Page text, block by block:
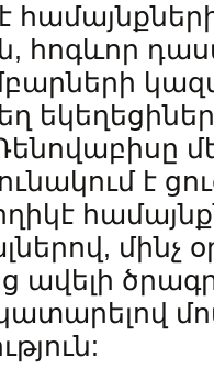
հոգևոր
է
մինչ
ավելի